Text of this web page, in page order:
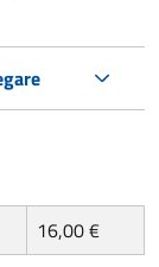
16,00 €